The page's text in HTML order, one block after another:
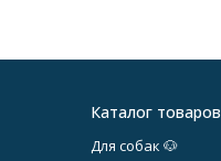
Каталог товаров
Для собак 🐶